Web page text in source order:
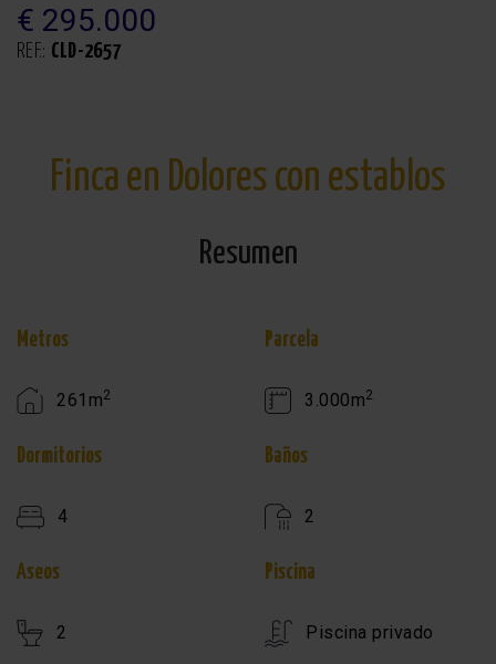
€ 295.000
REF.: CLD-2657
Finca en Dolores con establos
Resumen
Metros
261m2
Parcela
3.000m2
Dormitorios
4
Baños
2
Aseos
2
Piscina
Piscina privado